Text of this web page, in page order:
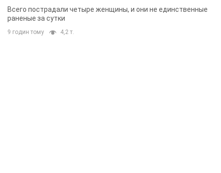
Всего пострадали четыре женщины, и они не единственные
раненые за сутки
9 годин тому 4,2 т.